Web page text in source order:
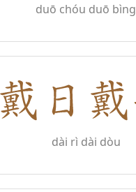
duō chóu duō bìng
dài rì dài dòu